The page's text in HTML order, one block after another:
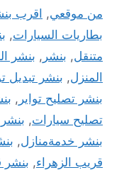
من موقعي, اقرب
بطاريات السيارات,
متنقل, بنشر , بنشر
المنزل, بنشر تبديل
بنشر تصليح تواير ,
تصليح سيارات,
بنشر خدمةمنازل,
قريب الزهراء,